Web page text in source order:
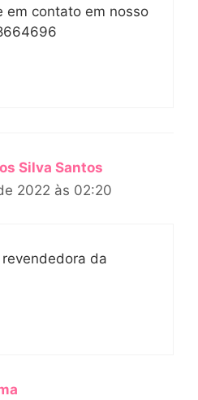
em contato em nosso
Silva Santos
2022 às 02:20
da